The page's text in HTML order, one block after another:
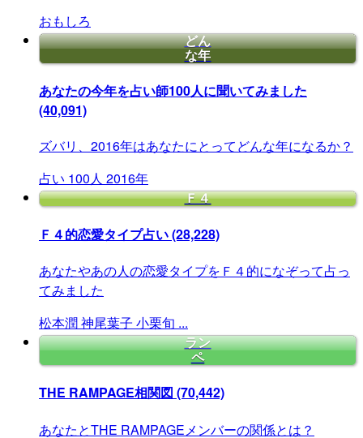
おもしろ
どん
な年
あなたの今年を占い師100人に聞いてみました
(40,091)
ズバリ、2016年はあなたにとってどんな年になるか？
占い 100人 2016年
Ｆ４
Ｆ４的恋愛タイプ占い(28,228)
あなたやあの人の恋愛タイプをＦ４的になぞって占っ
てみました
松本潤神尾葉子 小栗旬 ...
ラン
ペ
THE RAMPAGE相関図 (70,442)
あなたとTHE RAMPAGEメンバーの関係とは？